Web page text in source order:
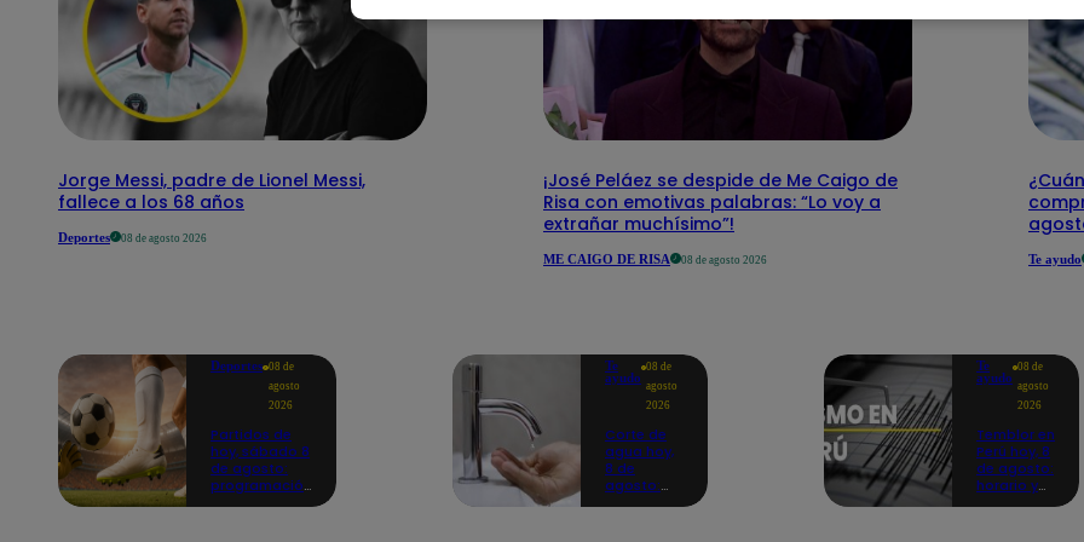
Jorge Messi, padre de Lionel Messi,
fallece a los 68 años
Deportes 08 de agosto 2026
¡José Peláez se despide de Me Caigo de
Risa con emotivas palabras: “Lo voy a
extrañar muchísimo”!
ME CAIGO DE RISA 08 de agosto 2026 Te ayudo
Deportes 08 de
agosto
2026
Partidos de
hoy, sábado 8
de agosto:
programación
Te
ayudo
08 de
agosto
2026
Corte de
agua hoy,
8 de
agosto:
Te
ayudo
08 de
agosto
2026
Temblor en
Perú hoy, 8
de agosto:
horario y